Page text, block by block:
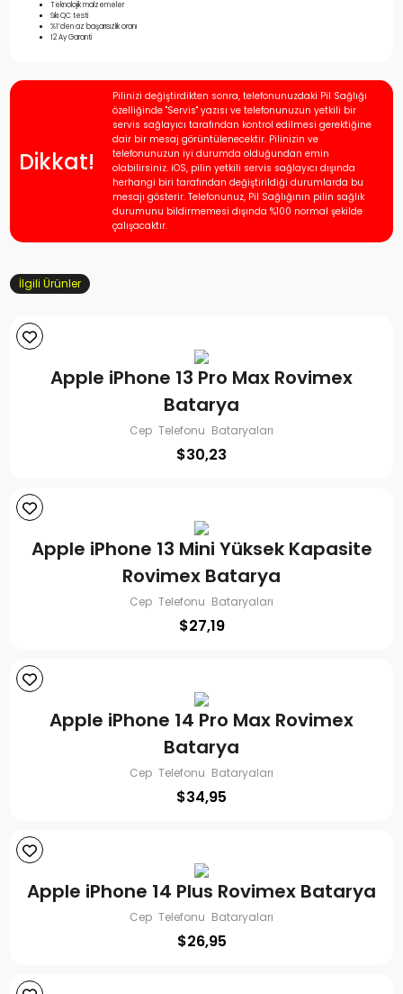
Teknolojik malzemeler
Sıkı QC testi
%1’den az başarısızlık oranı
12 Ay Garanti
Dikkat!
Pilinizi değiştirdikten sonra, telefonunuzdaki Pil Sağlığı
özelliğinde "Servis" yazısı ve telefonunuzun yetkili bir
servis sağlayıcı tarafından kontrol edilmesi gerektiğine
dair bir mesaj görüntülenecektir. Pilinizin ve
telefonunuzun iyi durumda olduğundan emin
olabilirsiniz. iOS, pilin yetkili servis sağlayıcı dışında
herhangi biri tarafından değiştirildiği durumlarda bu
mesajı gösterir. Telefonunuz, Pil Sağlığının pilin sağlık
durumunu bildirmemesi dışında %100 normal şekilde
çalışacaktır.
İlgili Ürünler
Apple iPhone 13 Pro Max Rovimex
Batarya
Cep Telefonu Bataryaları
$30,23
Apple iPhone 13 Mini Yüksek Kapasite
Rovimex Batarya
Cep Telefonu Bataryaları
$27,19
Apple iPhone 14 Pro Max Rovimex
Batarya
Cep Telefonu Bataryaları
$34,95
Apple iPhone 14 Plus Rovimex Batarya
Cep Telefonu Bataryaları
$26,95